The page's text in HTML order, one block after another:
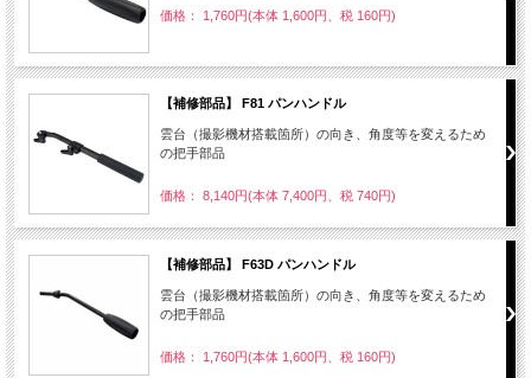
価格： 1,760円(本体 1,600円、税 160円)
【補修部品】 F81 パンハンドル
雲台（撮影機材搭載箇所）の向き、角度等を変えるため
の把手部品
価格： 8,140円(本体 7,400円、税 740円)
【補修部品】 F63D パンハンドル
雲台（撮影機材搭載箇所）の向き、角度等を変えるため
の把手部品
価格： 1,760円(本体 1,600円、税 160円)